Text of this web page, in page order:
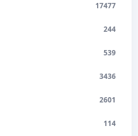
17477
244
539
3436
2601
114